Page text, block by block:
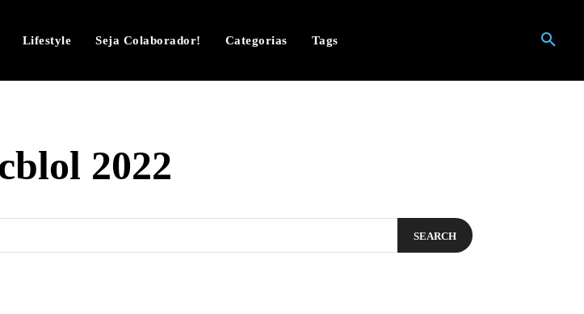
Lifestyle Seja Colaborador! Categorias Tags
2022
SEARCH